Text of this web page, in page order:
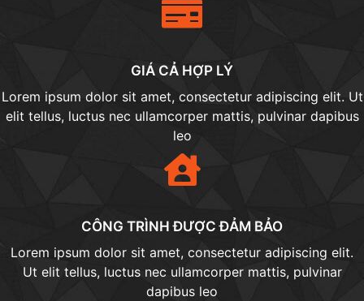
GIÁ CẢ HỢP LÝ
Lorem ipsum dolor sit amet, consectetur adipiscing elit. Ut
elit tellus, luctus nec ullamcorper mattis, pulvinar dapibus
leo​
CÔNG TRÌNH ĐƯỢC ĐẢM BẢO
Lorem ipsum dolor sit amet, consectetur adipiscing elit.
Ut elit tellus, luctus nec ullamcorper mattis, pulvinar
dapibus leo​